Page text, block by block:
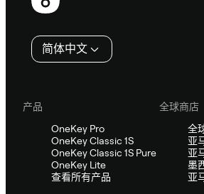
简体中文
产品
OneKey Pro
OneKey Classic 1S
OneKey Classic 1S Pure
OneKey Lite
查看所有产品
全球商店
全
亚
亚
墨
亚